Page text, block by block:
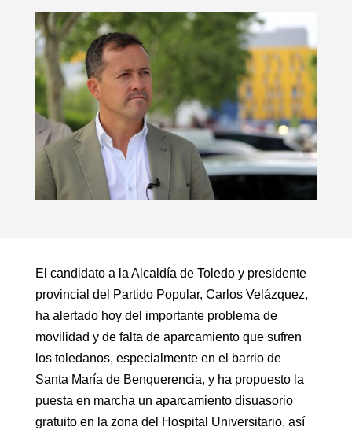
El candidato a la Alcaldía de Toledo y presidente
provincial del Partido Popular, Carlos Velázquez,
ha alertado hoy del importante problema de
movilidad y de falta de aparcamiento que sufren
los toledanos, especialmente en el barrio de
Santa María de Benquerencia, y ha propuesto la
puesta en marcha un aparcamiento disuasorio
gratuito en la zona del Hospital Universitario, así